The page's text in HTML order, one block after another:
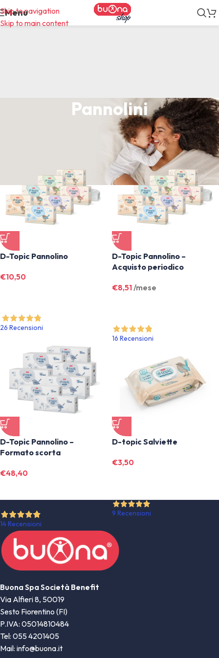
Skip to navigation
Skip to main content
Menu
Pannolini
D-Topic Pannolino
€10,50
26 Recensioni
D-Topic Pannolino –
Acquisto periodico
€8,51/mese
16 Recensioni
D-Topic Pannolino –
Formato scorta
€48,40
14 Recensioni
D-topic Salviette
€3,50
9 Recensioni
Buona Spa Società Benefit
Via Alfieri 8, 50019
Sesto Fiorentino (FI)
P.IVA: 05014810484
Tel: 055 4201405
Mail: info@buona.it